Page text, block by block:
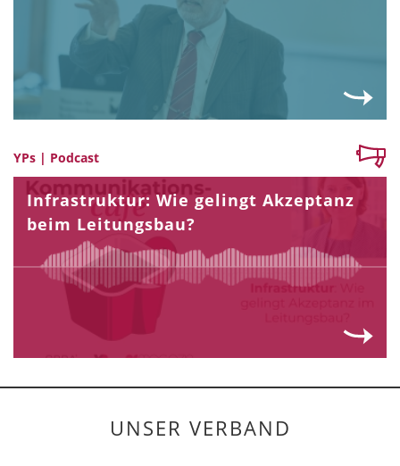
YPs | Podcast
Infrastruktur: Wie gelingt Akzeptanz
beim Leitungsbau?
UNSER VERBAND